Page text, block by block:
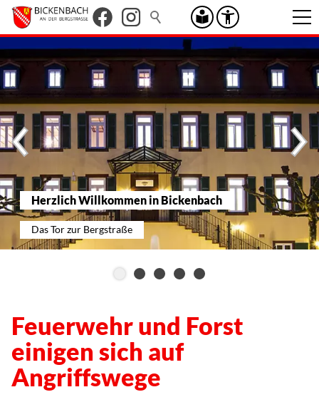
Herzlich Willkommen in Bickenbach
Das Tor zur Bergstraße
Feuerwehr und Forst
einigen sich auf
Angriffswege